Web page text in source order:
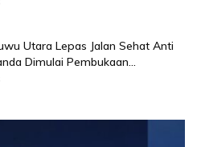
Utara Lepas Jalan Sehat Anti
Dimulai Pembukaan...